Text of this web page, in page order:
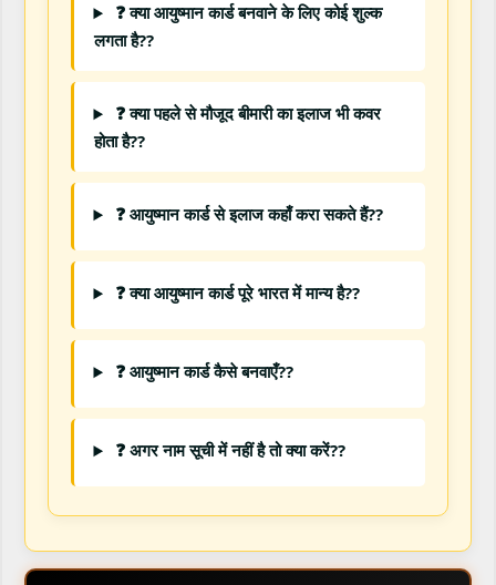
❓ क्या आयुष्मान कार्ड बनवाने के लिए कोई शुल्क
लगता है??
❓ क्या पहले से मौजूद बीमारी का इलाज भी कवर
होता है??
❓ आयुष्मान कार्ड से इलाज कहाँ करा सकते हैं??
❓ क्या आयुष्मान कार्ड पूरे भारत में मान्य है??
❓ आयुष्मान कार्ड कैसे बनवाएँ??
❓ अगर नाम सूची में नहीं है तो क्या करें??